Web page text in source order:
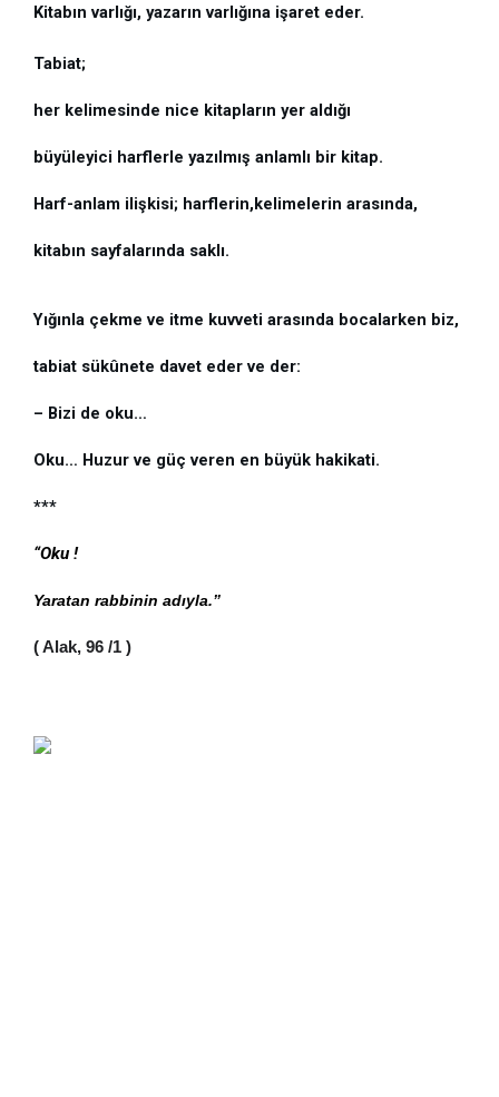
Kitabın varlığı, yazarın varlığına işaret eder.
Tabiat;
her kelimesinde nice kitapların yer aldığı
büyüleyici harflerle yazılmış anlamlı bir kitap.
Harf-anlam ilişkisi; harflerin,kelimelerin arasında,
kitabın sayfalarında saklı.
Yığınla çekme ve itme kuvveti arasında bocalarken biz,
tabiat sükûnete davet eder ve der:
– Bizi de oku…
Oku… Huzur ve güç veren en büyük hakikati.
***
“Oku !
Yaratan rabbinin adıyla.”
( Alak, 96 /1 )